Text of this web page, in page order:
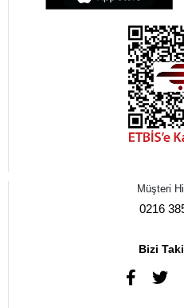
Müşteri
0216
Bizi